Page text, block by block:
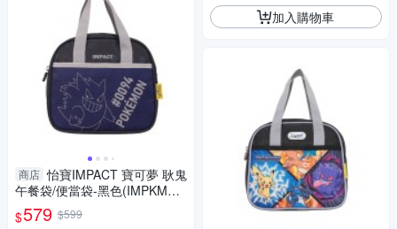
商店 怡寶IMPACT 寶可夢 耿鬼
午餐袋/便當袋-黑色(IMPKMN0
5BK)
$579 $599
加入購物車